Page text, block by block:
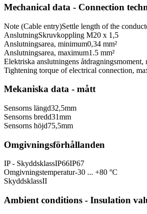
Mechanical data - Connection
Note (Cable entry)Settle length of the
AnslutningSkruvkoppling M20 x 1,5
Anslutningsarea, minimum0,34 mm²
Anslutningsarea, maximum1.5 mm²
Elektriska anslutningens åtdragningsmoment,
Tightening torque of electrical connection,
Mekaniska data - mått
Sensorns längd32,5mm
Sensorns bredd31mm
Sensorns höjd75,5mm
Omgivningsförhållanden
IP - SkyddsklassIP66IP67
Omgivningstemperatur-30 ... +80 °C
SkyddsklassII
Ambient conditions - Insulation